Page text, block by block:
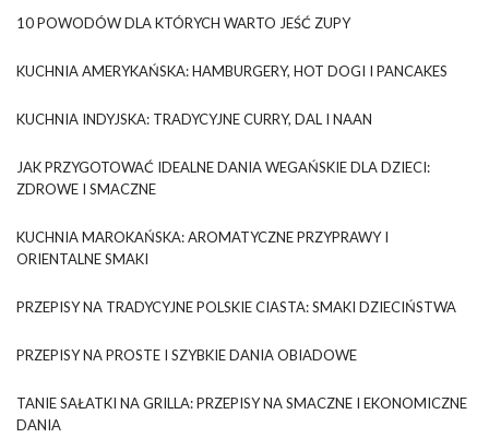
10 POWODÓW DLA KTÓRYCH WARTO JEŚĆ ZUPY
KUCHNIA AMERYKAŃSKA: HAMBURGERY, HOT DOGI I PANCAKES
KUCHNIA INDYJSKA: TRADYCYJNE CURRY, DAL I NAAN
JAK PRZYGOTOWAĆ IDEALNE DANIA WEGAŃSKIE DLA DZIECI:
ZDROWE I SMACZNE
KUCHNIA MAROKAŃSKA: AROMATYCZNE PRZYPRAWY I
ORIENTALNE SMAKI
PRZEPISY NA TRADYCYJNE POLSKIE CIASTA: SMAKI DZIECIŃSTWA
PRZEPISY NA PROSTE I SZYBKIE DANIA OBIADOWE
TANIE SAŁATKI NA GRILLA: PRZEPISY NA SMACZNE I EKONOMICZNE
DANIA